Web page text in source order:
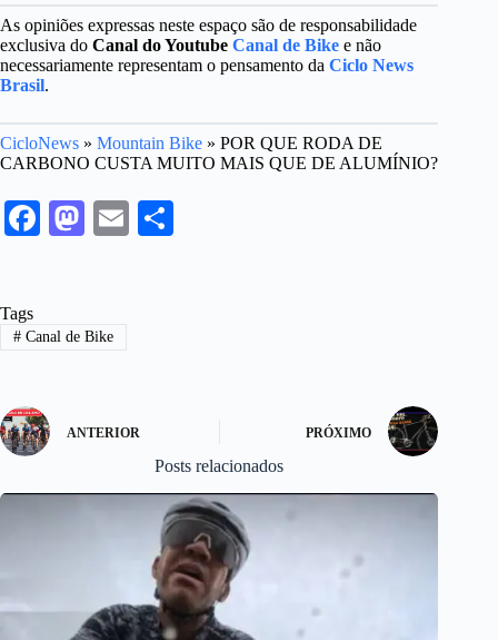
As opiniões expressas neste espaço são de responsabilidade
exclusiva do Canal do Youtube Canal de Bike e não
necessariamente representam o pensamento da Ciclo News
Brasil.
CicloNews » Mountain Bike » POR QUE RODA DE
CARBONO CUSTA MUITO MAIS QUE DE ALUMÍNIO?
Fa
ok
M
do
n
E
Tags
#Canal de Bike
ANTERIOR PRÓXIMO
Posts relacionados